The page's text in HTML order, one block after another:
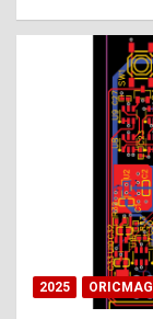
2025 ORICMAG